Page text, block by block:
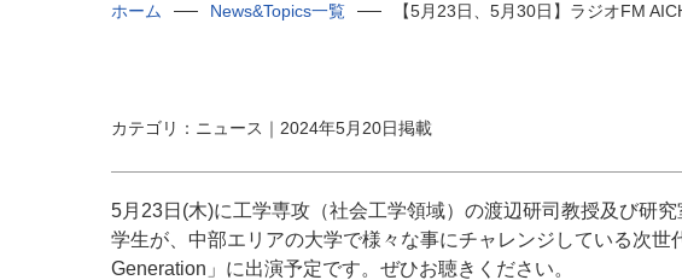
ホーム News&Topics一覧 【5月23日、5月30日】ラジオFM
カテゴリ：ニュース｜2024年5月20日掲載
5月23日(木)に工学専攻（社会工学領域）の渡辺研司教授及び研
学生が、中部エリアの大学で様々な事にチャレンジしている次
Generation」に出演予定です。ぜひお聴きください。